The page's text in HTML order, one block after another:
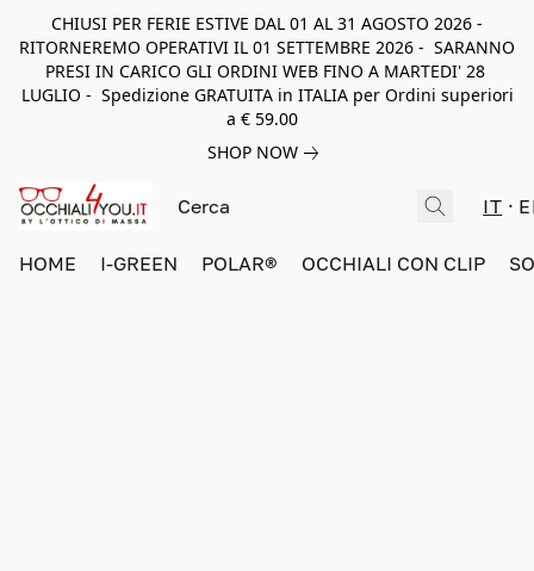
CHIUSI PER FERIE ESTIVE DAL 01 AL 31 AGOSTO 2026 -
RITORNEREMO OPERATIVI IL 01 SETTEMBRE 2026 - SARANNO
PRESI IN CARICO GLI ORDINI WEB FINO A MARTEDI' 28
LUGLIO - Spedizione GRATUITA in ITALIA per Ordini superiori
a € 59.00
SHOP NOW
IT
HOME I-GREEN POLAR® OCCHIALI CON CLIP